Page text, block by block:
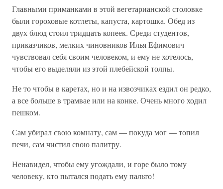
Главными приманками в этой вегетарианской столовке
были гороховые котлеты, капуста, картошка. Обед из
двух блюд стоил тридцать копеек. Среди студентов,
приказчиков, мелких чиновников Илья Ефимович
чувствовал себя своим человеком, и ему не хотелось,
чтобы его выделяли из этой плебейской толпы.
Не то чтобы в каретах, но и на извозчиках ездил он редко,
а все больше в трамвае или на конке. Очень много ходил
пешком.
Сам убирал свою комнату, сам — покуда мог — топил
печи, сам чистил свою палитру.
Ненавидел, чтобы ему угождали, и горе было тому
человеку, кто пытался подать ему пальто!